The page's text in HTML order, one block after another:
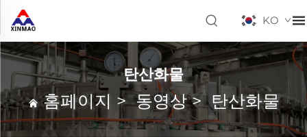
KO
탄산화물
홈페이지 >동영상>탄산화물